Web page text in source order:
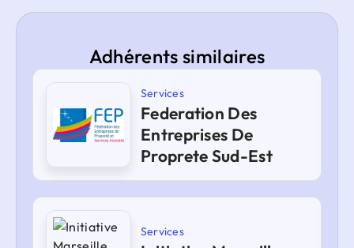
Adhérents similaires
Services
Federation Des
Entreprises De
Proprete Sud-Est
Services